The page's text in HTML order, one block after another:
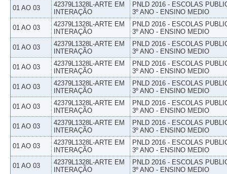
01 AO 03
42379L1328L-ARTE EM
INTERAÇÃO
PNLD 2016 - ESCOLAS
3º ANO - ENSINO MEDIO
01 AO 03
42379L1328L-ARTE EM
INTERAÇÃO
PNLD 2016 - ESCOLAS
3º ANO - ENSINO MEDIO
01 AO 03
42379L1328L-ARTE EM
INTERAÇÃO
PNLD 2016 - ESCOLAS
3º ANO - ENSINO MEDIO
01 AO 03
42379L1328L-ARTE EM
INTERAÇÃO
PNLD 2016 - ESCOLAS
3º ANO - ENSINO MEDIO
01 AO 03
42379L1328L-ARTE EM
INTERAÇÃO
PNLD 2016 - ESCOLAS
3º ANO - ENSINO MEDIO
01 AO 03
42379L1328L-ARTE EM
INTERAÇÃO
PNLD 2016 - ESCOLAS
3º ANO - ENSINO MEDIO
01 AO 03
42379L1328L-ARTE EM
INTERAÇÃO
PNLD 2016 - ESCOLAS
3º ANO - ENSINO MEDIO
01 AO 03
42379L1328L-ARTE EM
INTERAÇÃO
PNLD 2016 - ESCOLAS
3º ANO - ENSINO MEDIO
01 AO 03
42379L1328L-ARTE EM
INTERAÇÃO
PNLD 2016 - ESCOLAS
3º ANO - ENSINO MEDIO